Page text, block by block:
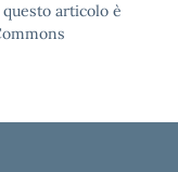
articolo è